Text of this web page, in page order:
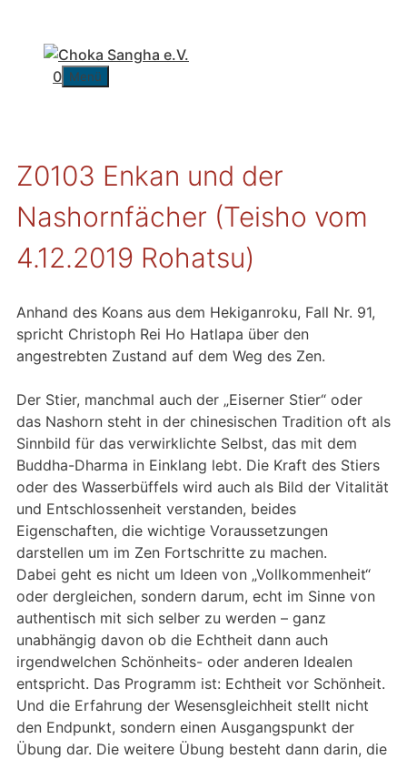
Inhalt
springen
0 Menü
Z0103 Enkan und der
Nashornfächer (Teisho vom
4.12.2019 Rohatsu)
Anhand des Koans aus dem Hekiganroku, Fall Nr. 91,
spricht Christoph Rei Ho Hatlapa über den
angestrebten Zustand auf dem Weg des Zen.
Der Stier, manchmal auch der „Eiserner Stier“ oder
das Nashorn steht in der chinesischen Tradition oft als
Sinnbild für das verwirklichte Selbst, das mit dem
Buddha-Dharma in Einklang lebt. Die Kraft des Stiers
oder des Wasserbüffels wird auch als Bild der Vitalität
und Entschlossenheit verstanden, beides
Eigenschaften, die wichtige Voraussetzungen
darstellen um im Zen Fortschritte zu machen.
Dabei geht es nicht um Ideen von „Vollkommenheit“
oder dergleichen, sondern darum, echt im Sinne von
authentisch mit sich selber zu werden – ganz
unabhängig davon ob die Echtheit dann auch
irgendwelchen Schönheits- oder anderen Idealen
entspricht. Das Programm ist: Echtheit vor Schönheit.
Und die Erfahrung der Wesensgleichheit stellt nicht
den Endpunkt, sondern einen Ausgangspunkt der
Übung dar. Die weitere Übung besteht dann darin, die